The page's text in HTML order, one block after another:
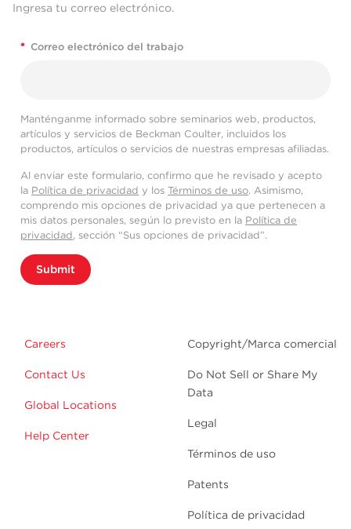
Ingresa tu correo electrónico.
* Correo electrónico del trabajo
Manténganme informado sobre seminarios web, productos,
artículos y servicios de Beckman Coulter, incluidos los
productos, artículos o servicios de nuestras empresas afiliadas.
Al enviar este formulario, confirmo que he revisado y acepto
la Política de privacidad y los Términos de uso. Asimismo,
comprendo mis opciones de privacidad ya que pertenecen a
mis datos personales, según lo previsto en la Política de
privacidad, sección “Sus opciones de privacidad”.
Submit
Careers
Contact Us
Global Locations
Help Center
Copyright/Marca comercial
Do Not Sell or Share My
Data
Legal
Términos de uso
Patents
Política de privacidad